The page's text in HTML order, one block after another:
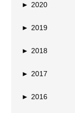
► 2020
► 2019
► 2018
► 2017
► 2016